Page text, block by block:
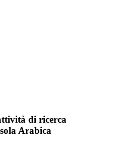
di ricerca
Arabica